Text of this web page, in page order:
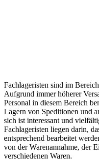
Fachlageristen sind im
Aufgrund immer höherer
Personal in diesem Bereich
Lagern von Speditionen und
sich ist interessant und
Fachlageristen liegen darin,
entsprechend bearbeitet
von der Warenannahme, der
verschiedenen Waren.